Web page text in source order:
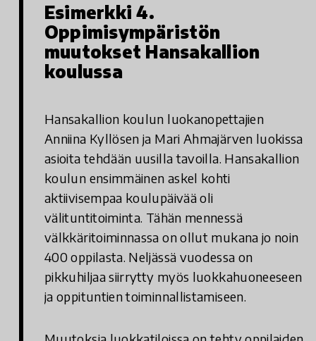
Esimerkki 4.
Oppimisympäristön
muutokset Hansakallion
koulussa
Hansakallion koulun luokanopettajien
Anniina Kyllösen ja Mari Ahmajärven luokissa
asioita tehdään uusilla tavoilla. Hansakallion
koulun ensimmäinen askel kohti
aktiivisempaa koulupäivää oli
välituntitoiminta. Tähän mennessä
välkkäritoiminnassa on ollut mukana jo noin
400 oppilasta. Neljässä vuodessa on
pikkuhiljaa siirrytty myös luokkahuoneeseen
ja oppituntien toiminnallistamiseen.